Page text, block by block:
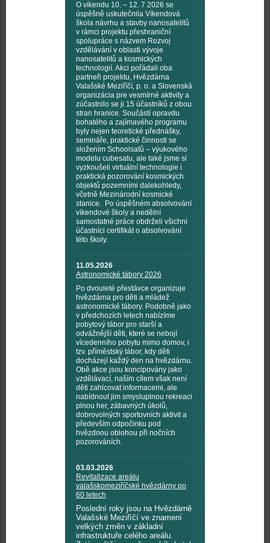
O víkendu 10. – 12. 7 2026 se
úspěšně uskutečnila Víkendová
škola návrhu a stavby nanosatelitů
v rámci projektu přeshraniční
spolupráce s názvem Rozvoj
vzdělávání v oblasti vývoje
nanosatelitů a kosmických
technologií. Akci pořádali oba
partneři projektu, Hvězdárna
Valašské Meziříčí, p. o. a Slovenská
organizácia pre vesmírné aktivity a
zúčastnilo se ji 15 účastníků z obou
stran hranice. Součástí opravdu
bohatého a zajímavého programu
byly nejen teoretické přednášky,
semináře, praktické činnosti se
složením Schoolsatů – výukového
modelu cubesatu, ale také jsme si
vyzkoušeli virtuální technologie i
praktická pozorování kosmických
objektů pozemními dalekohledy,
včetně Mezinárodní kosmické
stanice. Po úspěšném absolvování
víkendové školy a nedělní
samostatné práce obdrželi všichni
účastníci certifikát o absolvování
této školy.
11.05.2026
Astronomické tábory 2026
Po dvouleté přestávce organizuje
hvězdárna pro děti a mládež
astronomické tábory. Podobně jako
v předchozích letech nabízíme
pobytový tábor pro starší a
odvážnější děti, které se nebojí
vícedenního pobytu mimo domov, i
tzv. příměstský tábor, kdy děti
docházejí každý den na hvězdárnu.
Obě akce jsou koncipovány jako
vzdělávací, naším cílem však není
děti zahlcovat informacemi, ale
nabídnout jim smysluplnou rekreaci
plnou her, zábavných úkolů,
dobrovolných sportovních aktivit a
především odpočinku pod
hvězdnou oblohou při nočních
pozorováních.
03.03.2026
Revitalizace areálu
valašskomeziříčské hvězdárny po
60 letech
Poslední roky jsou na Hvězdárně
Valašské Meziříčí ve znamení
velkých změn v základní
infrastruktuře celého areálu.